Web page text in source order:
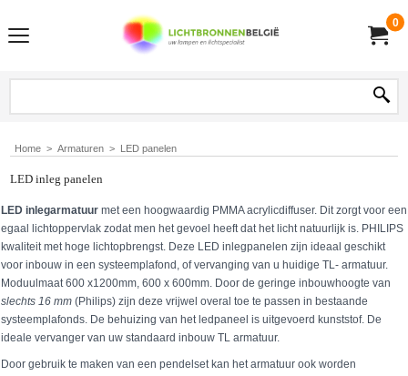
0
Home > Armaturen > LED panelen
LED inleg panelen
LED inlegarmatuur met een hoogwaardig PMMA acrylicdiffuser. Dit zorgt voor een
egaal lichtoppervlak zodat men het gevoel heeft dat het licht natuurlijk is. PHILIPS
kwaliteit met hoge lichtopbrengst. Deze LED inlegpanelen zijn ideaal geschikt
voor inbouw in een systeemplafond, of vervanging van u huidige TL- armatuur.
Moduulmaat 600 x1200mm, 600 x 600mm. Door de geringe inbouwhoogte van
slechts 16 mm (Philips) zijn deze vrijwel overal toe te passen in bestaande
systeemplafonds. De behuizing van het ledpaneel is uitgevoerd kunststof. De
ideale vervanger van uw standaard inbouw TL armatuur.
Door gebruik te maken van een pendelset kan het armatuur ook worden